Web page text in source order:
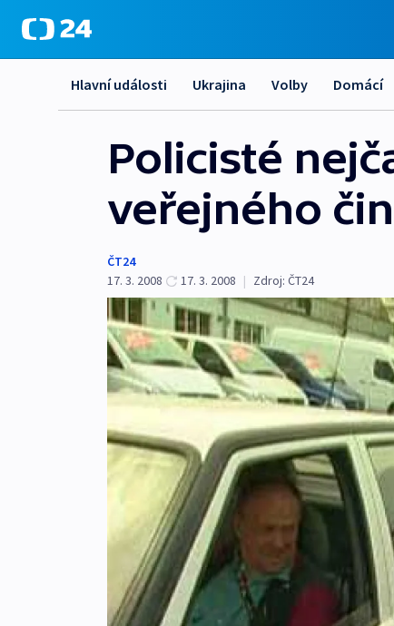
Hlavní události Ukrajina Volby Domácí
Policisté
veřejného
ČT24
17. 3. 2008
17. 3. 2008 | Zdroj: ČT24